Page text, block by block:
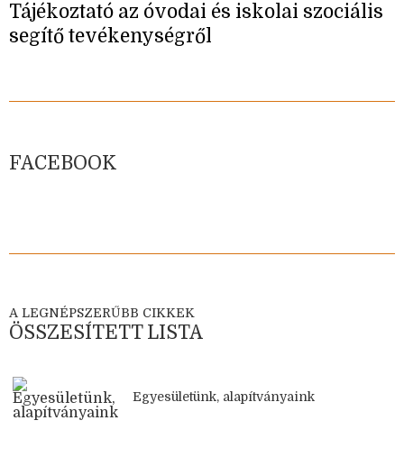
Tájékoztató az óvodai és iskolai szociális
segítő tevékenységről
FACEBOOK
A LEGNÉPSZERŰBB CIKKEK
ÖSSZESÍTETT LISTA
Egyesületünk, alapítványaink